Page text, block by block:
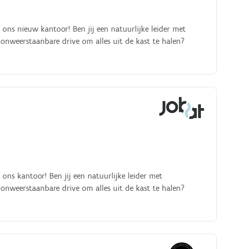
ons nieuw kantoor! Ben jij een natuurlijke leider met
drive om alles uit de kast te halen?
ons kantoor! Ben jij een natuurlijke leider met
drive om alles uit de kast te halen?